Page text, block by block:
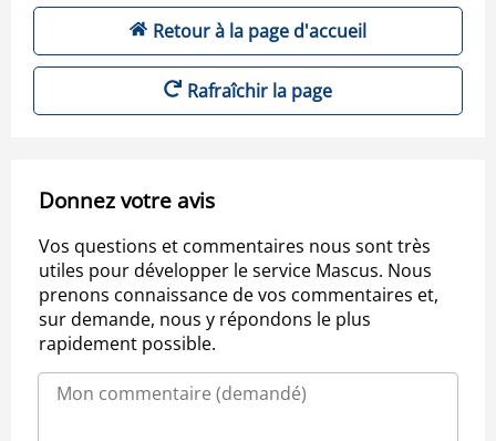
Retour à la page d'accueil
Rafraîchir la page
Donnez votre avis
Vos questions et commentaires nous sont très
utiles pour développer le service Mascus. Nous
prenons connaissance de vos commentaires et,
sur demande, nous y répondons le plus
rapidement possible.